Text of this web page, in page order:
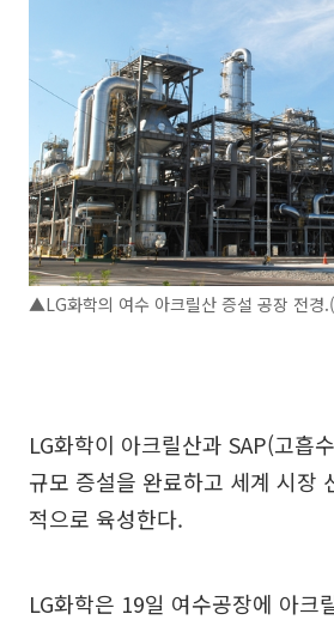
▲LG화학의 여수 아크릴산 증설 공장 전경
LG화학이 아크릴산과 SAP(고흡
규모 증설을 완료하고 세계 시장
적으로 육성한다.
LG화학은 19일 여수공장에 아크